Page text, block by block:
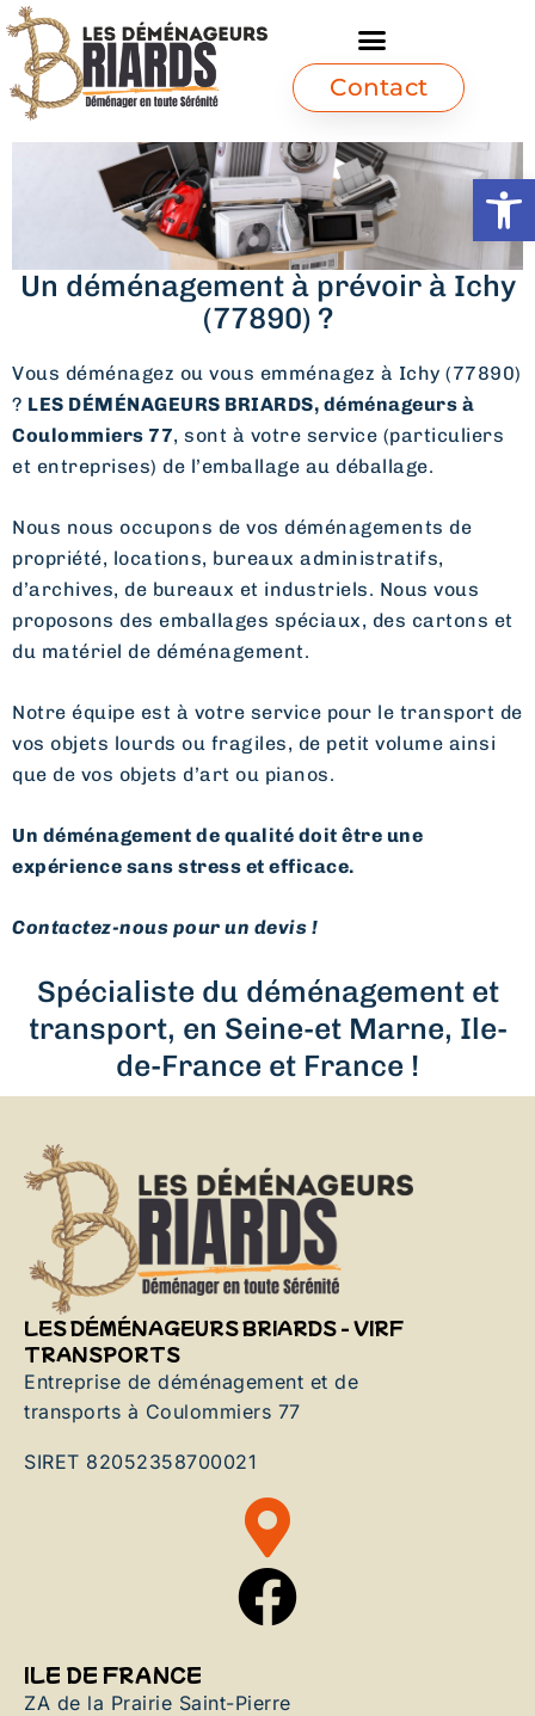
Ouvrir
Contact
Un déménagement à prévoir à Ichy
(77890) ?
Vous déménagez ou vous emménagez à Ichy (77890)
? LES DÉMÉNAGEURS BRIARDS, déménageurs à
Coulommiers 77, sont à votre service (particuliers
et entreprises) de l’emballage au déballage.
Nous nous occupons de vos déménagements de
propriété, locations, bureaux administratifs,
d’archives, de bureaux et industriels. Nous vous
proposons des emballages spéciaux, des cartons et
du matériel de déménagement.
Notre équipe est à votre service pour le transport de
vos objets lourds ou fragiles, de petit volume ainsi
que de vos objets d’art ou pianos.
Un déménagement de qualité doit être une
expérience sans stress et efficace.
Contactez-nous pour un devis !
Spécialiste du déménagement et
transport, en Seine-et Marne, Ile-
de-France et France !
LES DÉMÉNAGEURS BRIARDS - VIRF
TRANSPORTS
Entreprise de déménagement et de
transports à Coulommiers 77
SIRET 82052358700021
ILE DE FRANCE
ZA de la Prairie Saint-Pierre